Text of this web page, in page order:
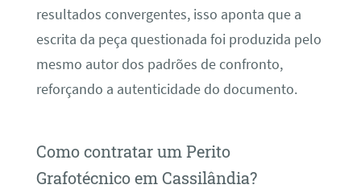
resultados convergentes, isso aponta que a
escrita da peça questionada foi produzida pelo
mesmo autor dos padrões de confronto,
reforçando a autenticidade do documento.
Como contratar um Perito
Grafotécnico em Cassilândia?